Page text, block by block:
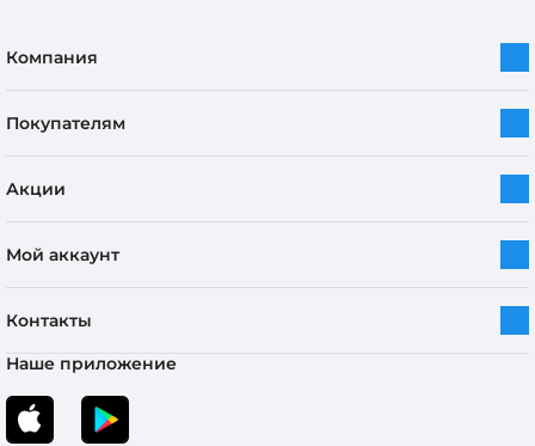
Компания
Покупателям
Акции
Мой аккаунт
Контакты
Наше приложение